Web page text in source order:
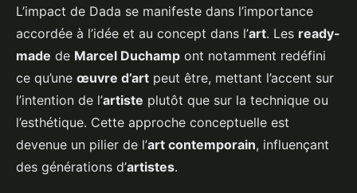
L’impact de Dada se manifeste dans l’importance
accordée à l’idée et au concept dans l’art. Les ready-
made de Marcel Duchamp ont notamment redéfini
ce qu’une œuvre d’art peut être, mettant l’accent sur
l’intention de l’artiste plutôt que sur la technique ou
l’esthétique. Cette approche conceptuelle est
devenue un pilier de l’art contemporain, influençant
des générations d’artistes.